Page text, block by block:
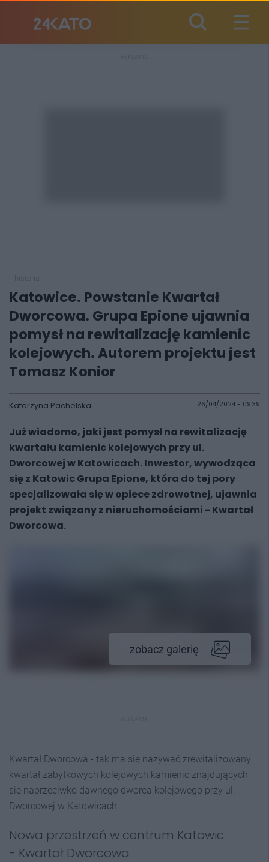
Katowice. Powstanie Kwartał
Dworcowa. Grupa Epione ujawnia
pomysł na rewitalizację kamienic
kolejowych. Autorem projektu jest
Tomasz Konior
Katarzyna Pachelska 26/04/2024 - 09:39
Już wiadomo, jaki jest pomysł na rewitalizację
kwartału kamienic kolejowych przy ul.
Dworcowej w Katowicach. Inwestor, wywodząca
się z Katowic Grupa Epione, która do tej pory
specjalizowała się w opiece zdrowotnej, ujawnia
projekt związany z nieruchomościami - Kwartał
Dworcowa.
zobacz galerię
Kwartał Dworcowa - tak ma się nazywać zrewitalizowany
kwartał zabytkowych kolejowych kamienic znajdujących
się naprzeciwko dawnego dworca kolejowego przy ul.
Dworcowej w Katowicach.
Nowa przestrzeń w centrum Katowic
- Kwartał Dworcowa